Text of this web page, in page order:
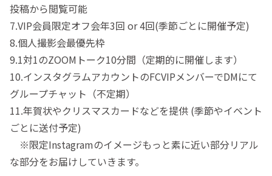
投稿から閲覧可能
7.VIP会員限定オフ会年3回 or 4回(季節ごとに開催予定)
8.個人撮影会最優先枠
9.1対1のZOOMトーク10分間（定期的に開催します）
10.インスタグラムアカウントのFCVIPメンバーでDMにて
グループチャット（不定期）
11.年賀状やクリスマスカードなどを提供 (季節やイベント
ごとに送付予定)
※限定Instagramのイメージもっと素に近い部分リアル
な部分をお届けしていきます。